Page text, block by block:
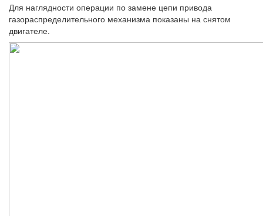
Для наглядности операции по замене цепи привода
газораспределительного механиз­ма показаны на снятом
двигателе.